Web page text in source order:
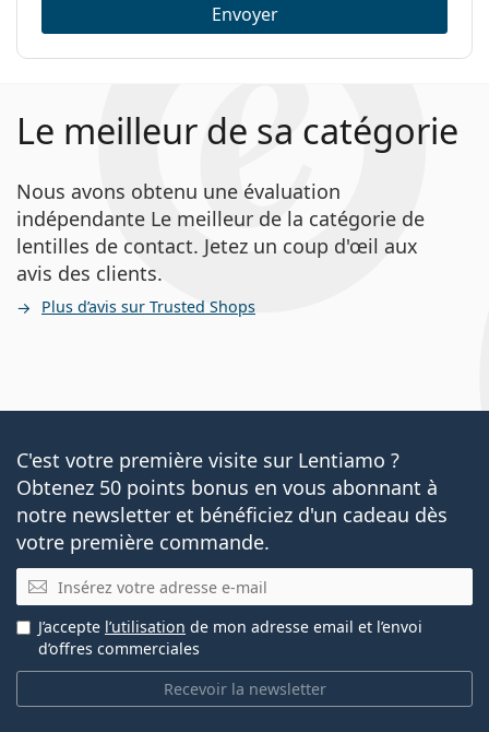
Envoyer
Le meilleur de sa catégorie
Nous avons obtenu une évaluation
indépendante Le meilleur de la catégorie de
lentilles de contact. Jetez un coup d'œil aux
avis des clients.
Plus d’avis sur Trusted Shops
C'est votre première visite sur Lentiamo ?
Obtenez 50 points bonus en vous abonnant à
notre newsletter et bénéficiez d'un cadeau dès
votre première commande.
E-mail
Recevoir la newsletter
J’accepte l’utilisation de mon adresse email et l’envoi
d’offres commerciales